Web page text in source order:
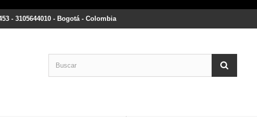
- 3105644010 - Bogotá - Colombia